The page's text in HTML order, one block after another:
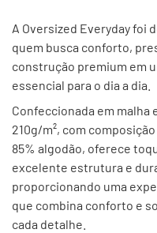
A Oversized Everyday foi
quem busca conforto,
construção premium em
essencial para o dia a dia.
Confeccionada em malha
210g/m², com
85% algodão, oferece
excelente estrutura e
proporcionando uma
que combina conforto e
cada detalhe.